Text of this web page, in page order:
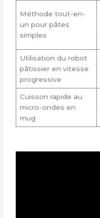
Méthode tout-en-
un pour pâtes
simples
Utilisation du robot
pâtissier en vitesse
progressive
Cuisson rapide au
micro-ondes en
mug